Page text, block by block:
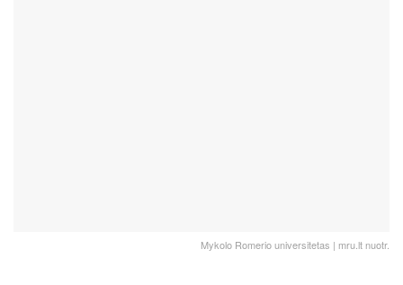
Mykolo Romerio universitetas | mru.lt nuotr.